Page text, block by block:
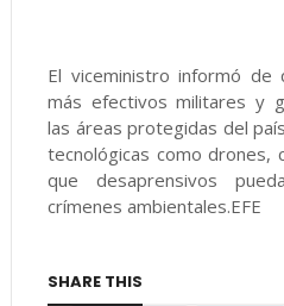
El viceministro informó de
más efectivos militares y
las áreas protegidas del
tecnológicas como
que desaprensivos
crímenes ambientales.EFE
SHARE THIS